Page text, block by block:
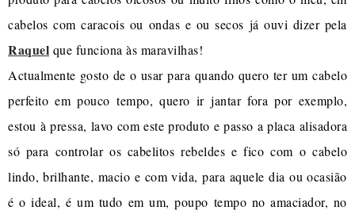
cabelos com caracois ou ondas e ou secos já ouvi dizer pela
Raquel que funciona às maravilhas!
Actualmente gosto de o usar para quando quero ter um cabelo
perfeito em pouco tempo, quero ir jantar fora por exemplo,
estou à pressa, lavo com este produto e passo a placa alisadora
só para controlar os cabelitos rebeldes e fico com o cabelo
lindo, brilhante, macio e com vida, para aquele dia ou ocasião
é o ideal, é um tudo em um, poupo tempo no amaciador, no